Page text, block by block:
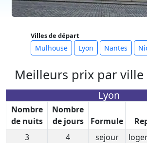
Villes de départ
Mulhouse Lyon Nantes
Meilleurs prix par
Lyon
Nombre
de nuits
Nombre
de jours
Formule
3
4 sejour